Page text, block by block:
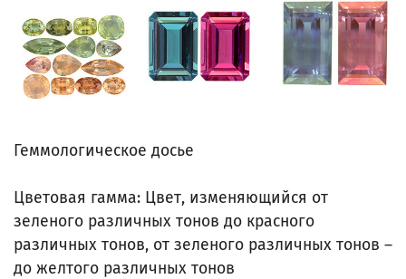
Геммологическое досье
Цветовая гамма: Цвет, изменяющийся от
зеленого различных тонов до красного
различных тонов, от зеленого различных тонов –
до желтого различных тонов